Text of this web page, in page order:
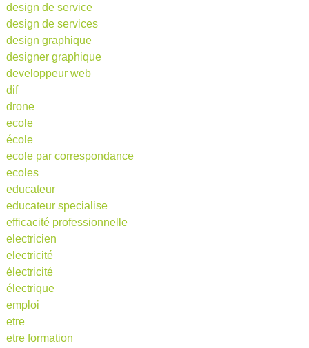
design de service
design de services
design graphique
designer graphique
developpeur web
dif
drone
ecole
école
ecole par correspondance
ecoles
educateur
educateur specialise
efficacité professionnelle
electricien
electricité
électricité
électrique
emploi
etre
etre formation